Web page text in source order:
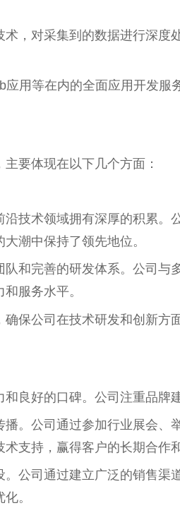
，对采集到的数据进行深
用等在内的全面应用开发
要体现在以下几个方面：
技术领域拥有深厚的积累
潮中保持了领先地位。
和完善的研发体系。公司
服务水平。
保公司在技术研发和创新
良好的口碑。公司注重品牌
。公司通过参加行业展会
支持，赢得客户的长期合作
公司通过建立广泛的销售
。